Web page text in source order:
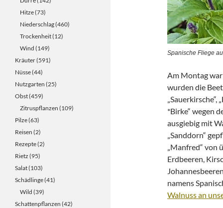
Spanische Fliege
Am Montag
wurden die
„Sauerkirsche“,
*Birke“ wegen
ausgiebig mit
„Sanddorn“
„Manfred“ von
Erdbeeren,
namens
Walnuss an
Hitze(73)
Niederschlag(460)
Trockenheit(12)
Wind (149)
Kräuter(591)
Nüsse(44)
Nutzgarten (25)
Obst(459)
Zitruspflanzen (109)
Pilze(63)
Reisen (2)
Rezepte(2)
Rietz (95)
Salat(103)
Schädlinge(41)
Wild (39)
Schattenpflanzen (42)